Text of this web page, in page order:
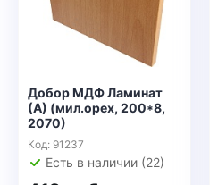
Добор МДФ Ламинат
(А) (мил.орех, 200*8,
2070)
Код: 91237
Есть в наличии (22)